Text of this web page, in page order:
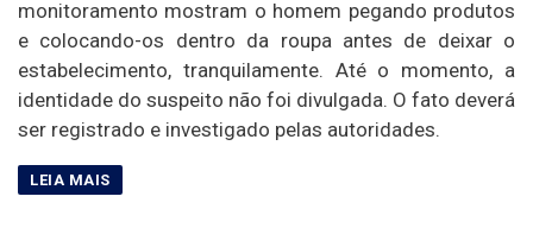
monitoramento mostram o homem pegando produtos
e colocando-os dentro da roupa antes de deixar o
estabelecimento, tranquilamente. Até o momento, a
identidade do suspeito não foi divulgada. O fato deverá
ser registrado e investigado pelas autoridades.